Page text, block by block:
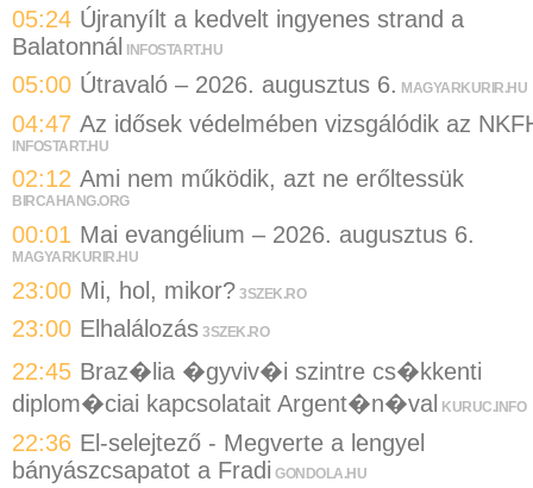
05:24 Újranyílt a kedvelt ingyenes strand a
Balatonnál INFOSTART.HU
05:00 Útravaló – 2026. augusztus 6. MAGYARKURIR.HU
04:47 Az idősek védelmében vizsgálódik az
INFOSTART.HU
02:12 Ami nem működik, azt ne erőltessük
BIRCAHANG.ORG
00:01 Mai evangélium – 2026. augusztus 6.
MAGYARKURIR.HU
23:00 Mi, hol, mikor? 3SZEK.RO
23:00 Elhalálozás 3SZEK.RO
22:45 Braz�lia �gyviv�i szintre cs�kkenti
diplom�ciai kapcsolatait Argent�n�val KURUC.INFO
22:36 El-selejtező - Megverte a lengyel
bányászcsapatot a Fradi GONDOLA.HU